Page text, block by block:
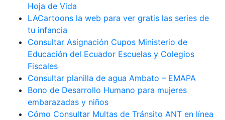
Hoja de Vida
LACartoons la web para ver gratis las series de
tu infancia
Consultar Asignación Cupos Ministerio de
Educación del Ecuador Escuelas y Colegios
Fiscales
Consultar planilla de agua Ambato – EMAPA
Bono de Desarrollo Humano para mujeres
embarazadas y niños
Cómo Consultar Multas de Tránsito ANT en línea